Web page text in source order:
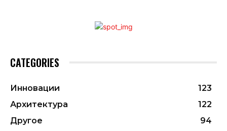
CATEGORIES
Инновации
123
Архитектура
122
Другое
94